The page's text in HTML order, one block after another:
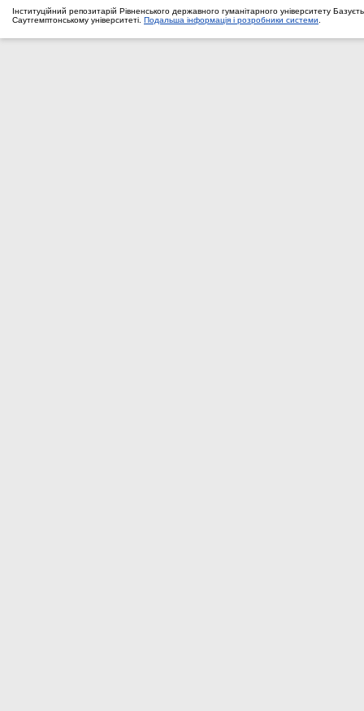
Інституційний репозитарій Рівненського державного гуманітарного університету
Саутгемптонському університеті. Подальша інформація і розробники системи